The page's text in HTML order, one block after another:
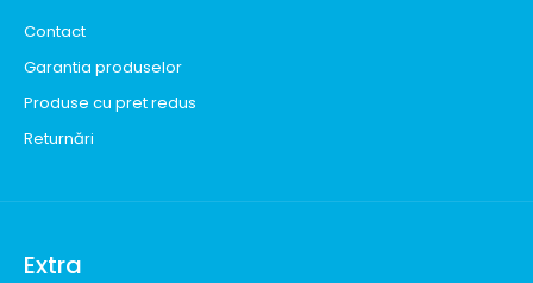
Contact
Garantia produselor
Produse cu pret redus
Returnări
Extra